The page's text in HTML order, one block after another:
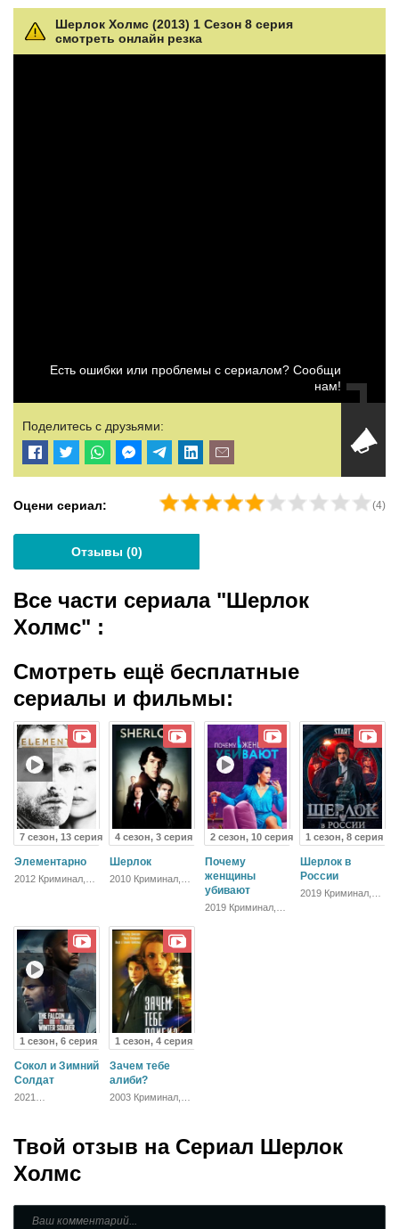
Шерлок Холмс (2013) 1 Сезон 8 серия
смотреть онлайн резка
Есть ошибки или проблемы с сериалом? Сообщи
нам!
Поделитесь с друзьями:
Оцени сериал: (4)
Отзывы (0)
Все части сериала "Шерлок
Холмс" :
Смотреть ещё бесплатные
сериалы и фильмы:
7 сезон, 13 серия
Элементарно
2012 Криминал,
4 сезон, 3 серия
Шерлок
2010 Криминал,
2 сезон, 10 серия
Почему
женщины
убивают
2019 Криминал,
1 сезон, 8 серия
Шерлок в
России
2019 Криминал,
1 сезон, 6 серия
Сокол и Зимний
Солдат
2021
1 сезон, 4 серия
Зачем тебе
алиби?
2003 Криминал,
Твой отзыв на Сериал Шерлок
Холмс